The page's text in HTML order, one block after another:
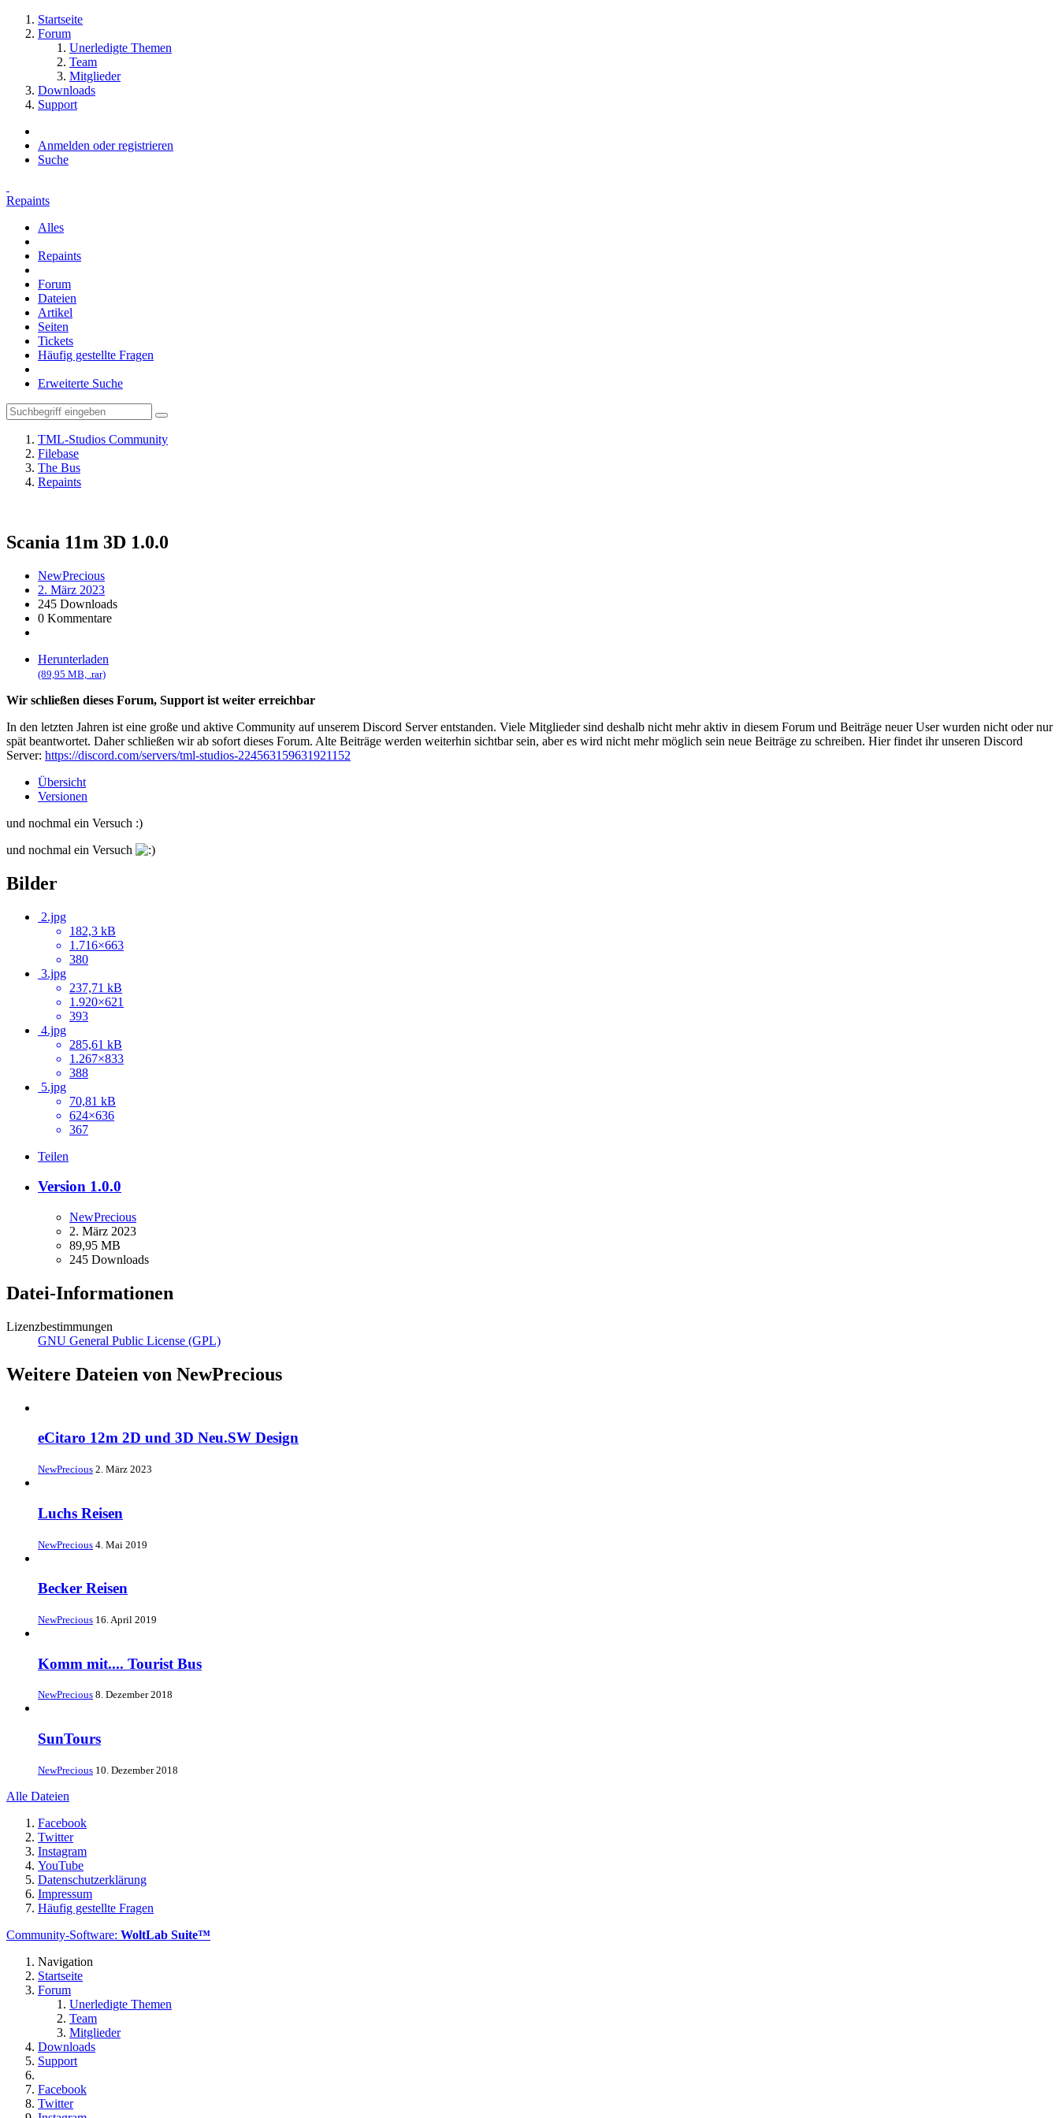
Startseite
Forum
Unerledigte Themen
Team
Mitglieder
Downloads
Support
Anmelden oder registrieren
Suche
Repaints
Alles
Repaints
Forum
Dateien
Artikel
Seiten
Tickets
Häufig gestellte Fragen
Erweiterte Suche
TML-Studios Community
Filebase
The Bus
Repaints
Scania 11m 3D 1.0.0
NewPrecious
2. März 2023
245 Downloads
0 Kommentare
Herunterladen
(89,95 MB, .rar)
Wir schließen dieses Forum, Support ist weiter erreichbar
In den letzten Jahren ist eine große und aktive Community auf unserem Discord Server entstanden. Viele Mitglieder sind deshalb nicht mehr aktiv in diesem Forum und Beiträge neuer User wurden nicht oder nur
spät beantwortet. Daher schließen wir ab sofort dieses Forum. Alte Beiträge werden weiterhin sichtbar sein, aber es wird nicht mehr möglich sein neue Beiträge zu schreiben. Hier findet ihr unseren Discord
Server: https://discord.com/servers/tml-studios-224563159631921152
Übersicht
Versionen
und nochmal ein Versuch :)
und nochmal ein Versuch
Bilder
2.jpg
182,3 kB
1.716×663
380
3.jpg
237,71 kB
1.920×621
393
4.jpg
285,61 kB
1.267×833
388
5.jpg
70,81 kB
624×636
367
Teilen
Version 1.0.0
NewPrecious
2. März 2023
89,95 MB
245 Downloads
Datei-Informationen
Lizenzbestimmungen
GNU General Public License (GPL)
Weitere Dateien von NewPrecious
eCitaro 12m 2D und 3D Neu.SW Design
NewPrecious 2. März 2023
Luchs Reisen
NewPrecious 4. Mai 2019
Becker Reisen
NewPrecious 16. April 2019
Komm mit.... Tourist Bus
NewPrecious 8. Dezember 2018
SunTours
NewPrecious 10. Dezember 2018
Alle Dateien
Facebook
Twitter
Instagram
YouTube
Datenschutzerklärung
Impressum
Häufig gestellte Fragen
Community-Software: WoltLab Suite™
Navigation
Startseite
Forum
Unerledigte Themen
Team
Mitglieder
Downloads
Support
Facebook
Twitter